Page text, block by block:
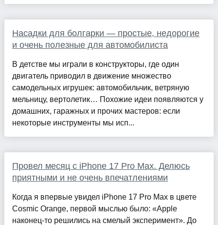
Насадки для болгарки — простые, недорогие
и очень полезные для автомобилиста
В детстве мы играли в конструкторы, где один
двигатель приводил в движение множество
самодельных игрушек: автомобильчик, ветряную
мельницу, вертолетик… Похожие идеи появляются у
домашних, гаражных и прочих мастеров: если
некоторые инструменты мы исп...
Провел месяц с iPhone 17 Pro Max. Делюсь
приятными и не очень впечатлениями
Когда я впервые увидел iPhone 17 Pro Max в цвете
Cosmic Orange, первой мыслью было: «Apple
наконец-то решились на смелый эксперимент». До